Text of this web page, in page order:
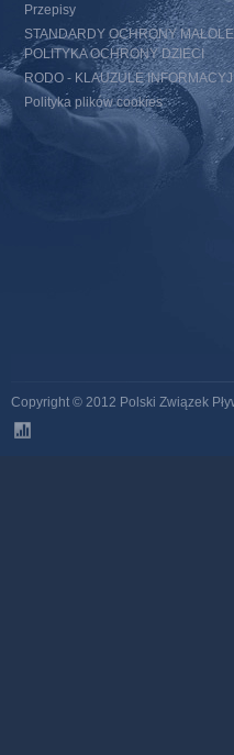
Przepisy
STANDARDY OCHRONY
POLITYKA OCHRONY DZIECI
RODO - KLAUZULE
Polityka plików cookies
Copyright © 2012 Polski Związek